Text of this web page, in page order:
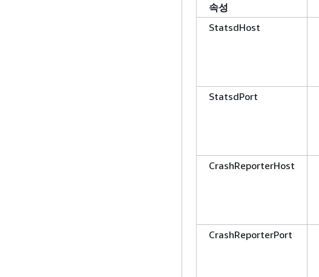
속성
StatsdHost
StatsdPort
CrashReporterHost
CrashReporterPort